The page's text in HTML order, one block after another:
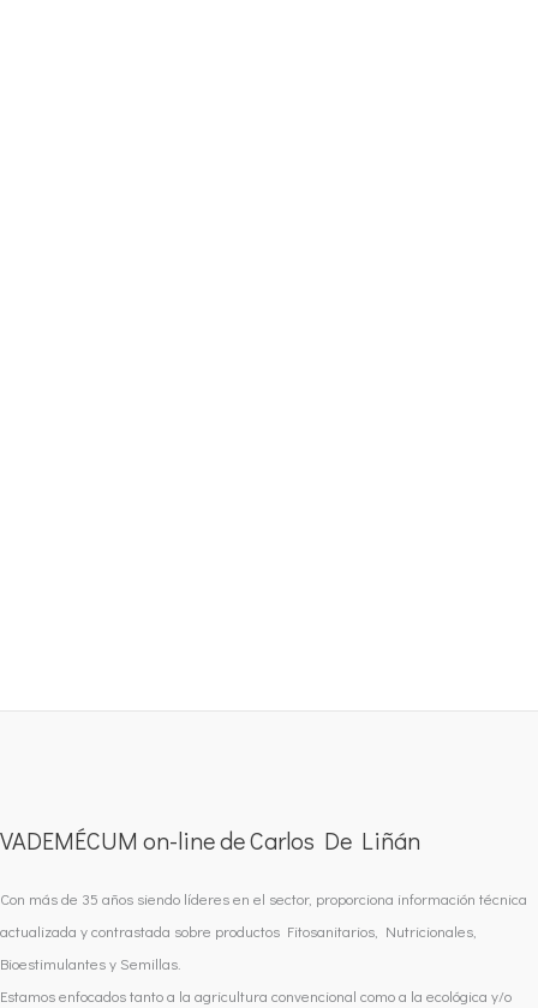
VADEMÉCUM on-line de Carlos De Liñán
Con más de 35 años siendo líderes en el sector, proporciona información técnica
actualizada y contrastada sobre productos Fitosanitarios, Nutricionales,
Bioestimulantes y Semillas.
Estamos enfocados tanto a la agricultura convencional como a la ecológica y/o